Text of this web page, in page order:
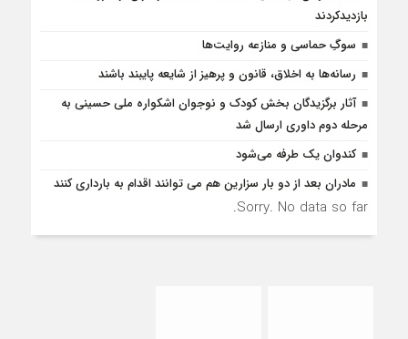
بازديدكردند
سوگِ حماسی و منازعه روایت‌ها
رسانه‌ها به اخلاق، قانون و پرهیز از شایعه پایبند باشند
آثار برگزیدگان بخش کودک و نوجوان اشکواره ملی حسینی به
مرحله دوم داوری ارسال شد
کندوان یک طرفه می‌شود
مادران بعد از دو بار سزارین هم می توانند اقدام به بارداری کنند
Sorry. No data so far.